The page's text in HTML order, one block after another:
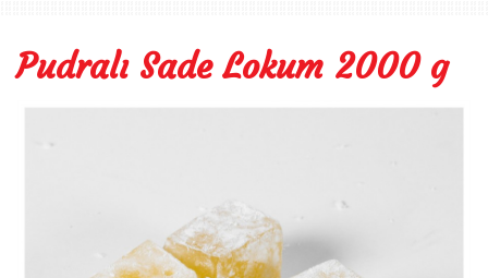
Pudralı Sade Lokum 2000 g